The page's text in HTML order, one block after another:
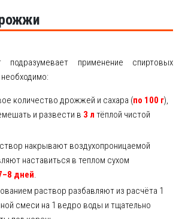
применение спиртовых
количество дрожжей и сахара (по 100 г),
и развести в 3 л тёплой чистой
накрывают воздухопроницаемой
наставиться в теплом сухом
дней
раствор разбавляют из расчёта 1
смеси на 1 ведро воды и тщательно